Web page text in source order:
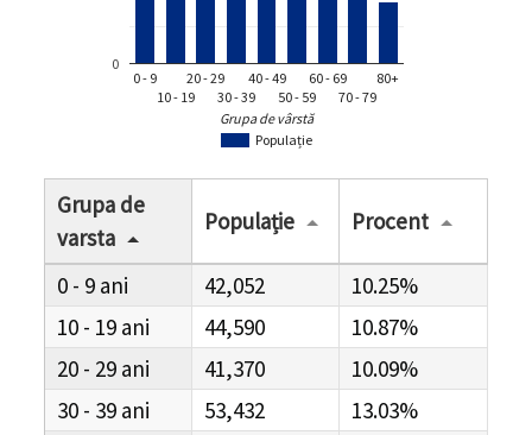
Populație
0 - 9
10 - 19
20 - 29
30 - 39
40 - 49
50 - 59
60 - 69
70 - 79
80+
0
Grupa de vârstă
Grupa de
varsta
Populație Procent
0 - 9 42,052
10.25%
10 - 19
44,590
10.87%
20 - 29
41,370
10.09%
30 - 39
53,432
13.03%